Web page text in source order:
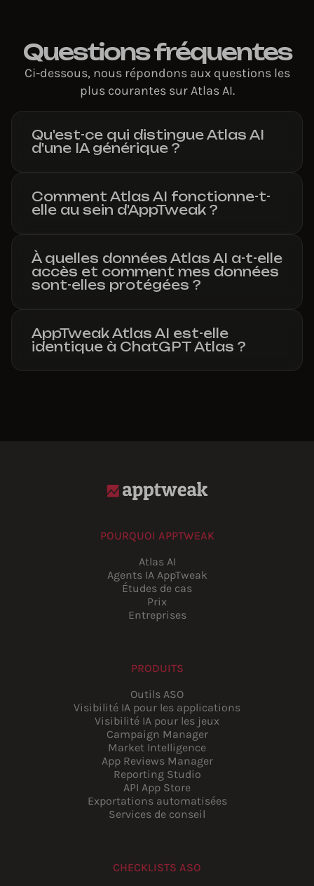
Questions fréquentes
Ci-dessous, nous répondons aux questions les
plus courantes sur Atlas AI.
Qu'est-ce qui distingue Atlas AI
d'une IA générique ?
Comment Atlas AI fonctionne-t-
elle au sein d'AppTweak ?
À quelles données Atlas AI a-t-elle
accès et comment mes données
sont-elles protégées ?
AppTweak Atlas AI est-elle
identique à ChatGPT Atlas ?
POURQUOI APPTWEAK
Atlas AI
Agents IA AppTweak
Études de cas
Prix
Entreprises
PRODUITS
Outils ASO
Visibilité IA pour les applications
Visibilité IA pour les jeux
Campaign Manager
Market Intelligence
App Reviews Manager
Reporting Studio
API App Store
Exportations automatisées
Services de conseil
CHECKLISTS ASO